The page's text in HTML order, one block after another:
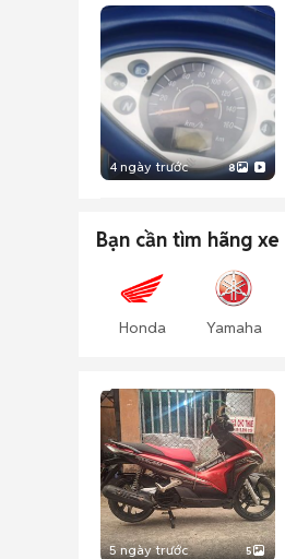
4 ngày trước 8
Bạn cần tìm hãng xe
Honda Yamaha
5 ngày trước 5